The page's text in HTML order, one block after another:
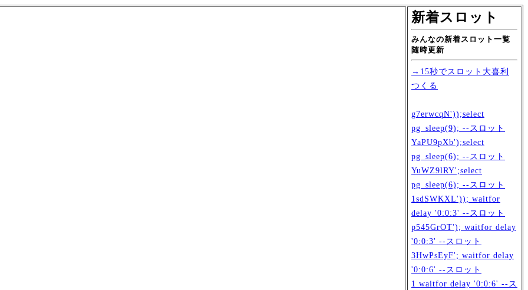
新着スロット
みんなの新着スロット一覧
随時更新
→15秒でスロット大喜利
つくる
g7erwcqN'));select
pg_sleep(9); --スロット
YaPU9pXb');select
pg_sleep(6); --スロット
YuWZ9lRY';select
pg_sleep(6); --スロット
1sdSWKXL')); waitfor
delay '0:0:3' --スロット
p545GrOT'); waitfor delay
'0:0:3' --スロット
3HwPsEyF'; waitfor delay
'0:0:6' --スロット
1 waitfor delay '0:0:6' --ス